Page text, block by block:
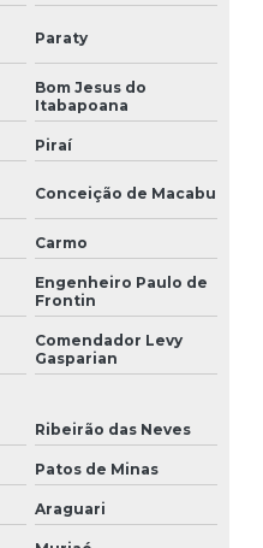
Paraty
Bom Jesus do
Itabapoana
Piraí
Conceição de Macabu
Carmo
Engenheiro Paulo de
Frontin
Comendador Levy
Gasparian
Ribeirão das Neves
Patos de Minas
Araguari